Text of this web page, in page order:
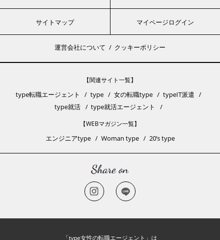
サイトマップ マイページログイン
運営会社について クッキーポリシー
【関連サイト一覧】
type転職エージェント type 女の転職type
typeIT派遣
type就活
type就活エージェント
【WEBマガジン一覧】
エンジニアtype Woman type 20’s type
「type女性の転職エージェント」は